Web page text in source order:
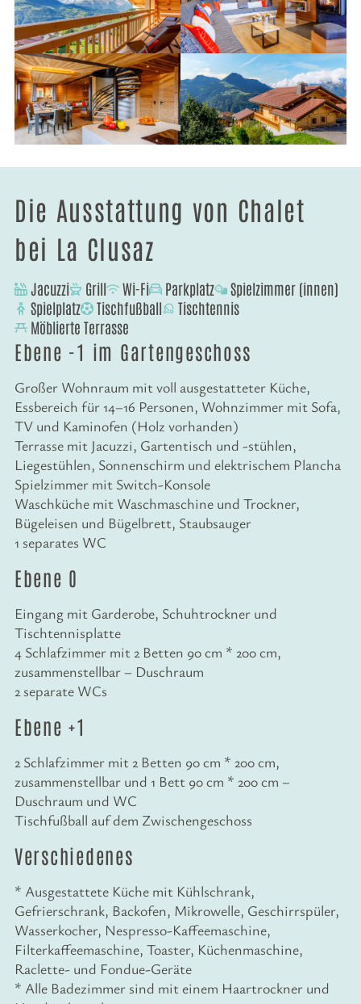
Die Ausstattung von Chalet
bei La Clusaz
Jacuzzi Grill Wi-Fi Parkplatz
Spielzimmer (innen)
Spielplatz
Tischfußball
Tischtennis
Möblierte Terrasse
Ebene -1 im Gartengeschoss
Großer Wohnraum mit voll ausgestatteter Küche,
Essbereich für 14–16 Personen, Wohnzimmer mit Sofa,
TV und Kaminofen (Holz vorhanden)
Terrasse mit Jacuzzi, Gartentisch und -stühlen,
Liegestühlen, Sonnenschirm und elektrischem Plancha
Spielzimmer mit Switch-Konsole
Waschküche mit Waschmaschine und Trockner,
Bügeleisen und Bügelbrett, Staubsauger
1 separates WC
Ebene 0
Eingang mit Garderobe, Schuhtrockner und
Tischtennisplatte
4 Schlafzimmer mit 2 Betten 90 cm * 200 cm,
zusammenstellbar – Duschraum
2 separate WCs
Ebene +1
2 Schlafzimmer mit 2 Betten 90 cm * 200 cm,
zusammenstellbar und 1 Bett 90 cm * 200 cm –
Duschraum und WC
Tischfußball auf dem Zwischengeschoss
Verschiedenes
* Ausgestattete Küche mit Kühlschrank,
Gefrierschrank, Backofen, Mikrowelle, Geschirrspüler,
Wasserkocher, Nespresso-Kaffeemaschine,
Filterkaffeemaschine, Toaster, Küchenmaschine,
Raclette- und Fondue-Geräte
* Alle Badezimmer sind mit einem Haartrockner und